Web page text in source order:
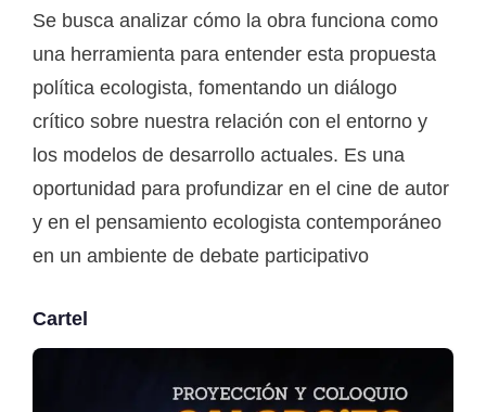
Se busca analizar cómo la obra funciona como
una herramienta para entender esta propuesta
política ecologista, fomentando un diálogo
crítico sobre nuestra relación con el entorno y
los modelos de desarrollo actuales. Es una
oportunidad para profundizar en el cine de autor
y en el pensamiento ecologista contemporáneo
en un ambiente de debate participativo
Cartel